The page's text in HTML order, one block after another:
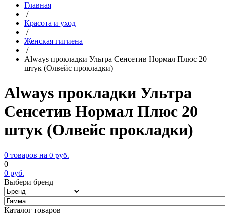
Главная
/
Красота и уход
/
Женская гигиена
/
Always прокладки Ультра Сенсетив Нормал Плюс 20
штук (Олвейс прокладки)
Always прокладки Ультра
Сенсетив Нормал Плюс 20
штук (Олвейс прокладки)
0 товаров на 0 руб.
0
0 руб.
Выбери бренд
Каталог товаров